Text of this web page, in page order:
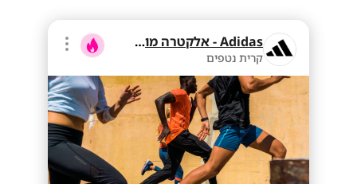
Adidas - אלקטרה מוצרי צריכה
קרית נטפים